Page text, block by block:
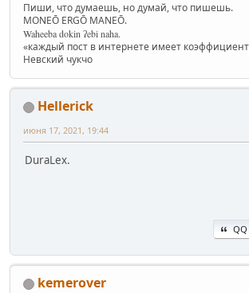
Пиши, что думаешь, но думай, что пишешь.
MONEŌ ERGŌ MANEŌ.
Waheeba dokin ʔebi naha.
«каждый пост в интернете имеет
Невский чукчо
Hellerick
июня 17, 2021, 19:44
DuraLex.
QQ
kemerover